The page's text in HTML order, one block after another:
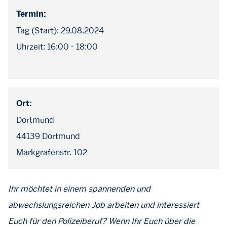
Termin:
Tag (Start): 29.08.2024
Uhrzeit: 16:00 - 18:00
Ort:
Dortmund
44139 Dortmund
Markgrafenstr. 102
Ihr möchtet in einem spannenden und
abwechslungsreichen Job arbeiten und interessiert
Euch für den Polizeiberuf? Wenn Ihr Euch über die